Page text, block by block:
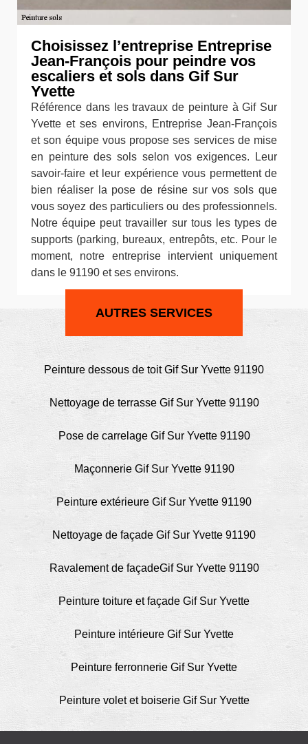
Choisissez l’entreprise Entreprise
Jean-François pour peindre vos
escaliers et sols dans Gif Sur
Yvette
Référence dans les travaux de peinture à Gif Sur
Yvette et ses environs, Entreprise Jean-François
et son équipe vous propose ses services de mise
en peinture des sols selon vos exigences. Leur
savoir-faire et leur expérience vous permettent de
bien réaliser la pose de résine sur vos sols que
vous soyez des particuliers ou des professionnels.
Notre équipe peut travailler sur tous les types de
supports (parking, bureaux, entrepôts, etc. Pour le
moment, notre entreprise intervient uniquement
dans le 91190 et ses environs.
AUTRES SERVICES
Peinture dessous de toit Gif Sur Yvette 91190
Nettoyage de terrasse Gif Sur Yvette 91190
Pose de carrelage Gif Sur Yvette 91190
Maçonnerie Gif Sur Yvette 91190
Peinture extérieure Gif Sur Yvette 91190
Nettoyage de façade Gif Sur Yvette 91190
Ravalement de façadeGif Sur Yvette 91190
Peinture toiture et façade Gif Sur Yvette
Peinture intérieure Gif Sur Yvette
Peinture ferronnerie Gif Sur Yvette
Peinture volet et boiserie Gif Sur Yvette